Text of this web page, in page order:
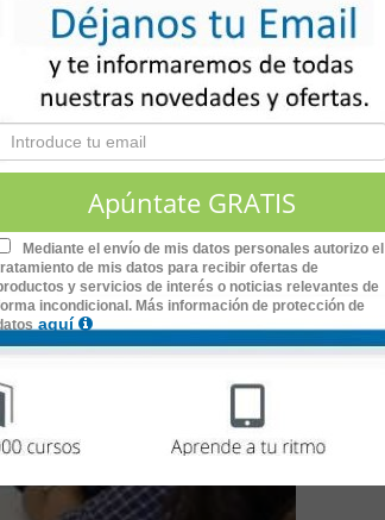
en unaagenday evitar
Mediante el envío de mis datos personales autorizo el
de mis datos para recibir ofertas de
y servicios de interés o noticias relevantes de
incondicional. Más información de protección de
aquí